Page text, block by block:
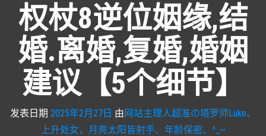
权杖8逆位姻缘,结
婚.离婚,复婚,婚姻
建议【5个细节】
发表日期 2025年2月27日 由网站主理人超准の塔罗师Luke、
上升处女，月亮太阳皆射手、年龄保密、^_~